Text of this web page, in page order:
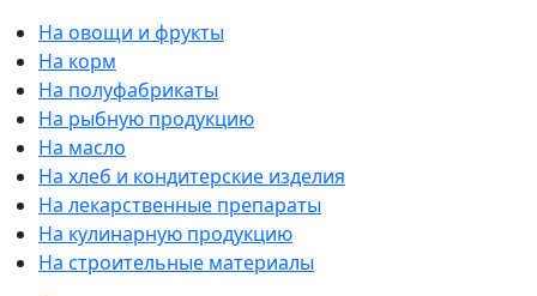
На овощи и фрукты
На корм
На полуфабрикаты
На рыбную продукцию
На масло
На хлеб и кондитерские изделия
На лекарственные препараты
На кулинарную продукцию
На строительные материалы